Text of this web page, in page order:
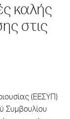
καλής
στις
(ΕΕΣΥΠ)
Συμβουλίου